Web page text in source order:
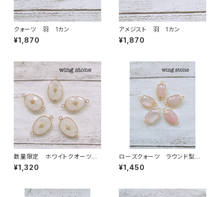
クォーツ 羽 1カン
¥1,870
アメジスト 羽 1カン
¥1,870
数量限定 ホワイトクオーツ
ワンポイント付き 2カン
¥1,320
ローズクォーツ ラウンド型 2
カン
¥1,450